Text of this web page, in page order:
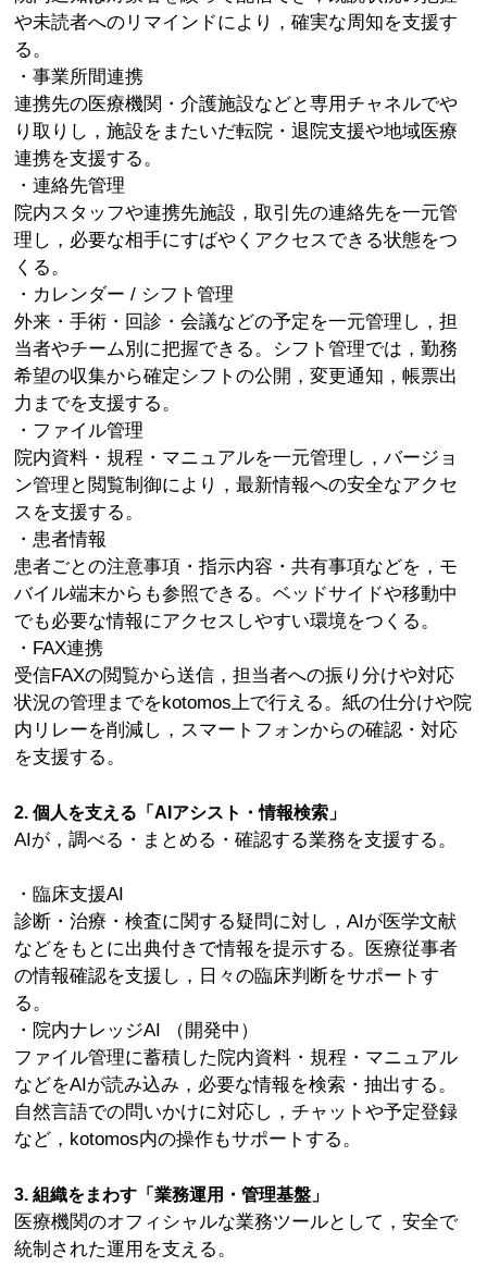
や未読者へのリマインドにより，確実な周知を支援す
る。
・事業所間連携
連携先の医療機関・介護施設などと専用チャネルでや
り取りし，施設をまたいだ転院・退院支援や地域医療
連携を支援する。
・連絡先管理
院内スタッフや連携先施設，取引先の連絡先を一元管
理し，必要な相手にすばやくアクセスできる状態をつ
くる。
・カレンダー / シフト管理
外来・手術・回診・会議などの予定を一元管理し，担
当者やチーム別に把握できる。シフト管理では，勤務
希望の収集から確定シフトの公開，変更通知，帳票出
力までを支援する。
・ファイル管理
院内資料・規程・マニュアルを一元管理し，バージョ
ン管理と閲覧制御により，最新情報への安全なアクセ
スを支援する。
・患者情報
患者ごとの注意事項・指示内容・共有事項などを，モ
バイル端末からも参照できる。ベッドサイドや移動中
でも必要な情報にアクセスしやすい環境をつくる。
・FAX連携
受信FAXの閲覧から送信，担当者への振り分けや対応
状況の管理までをkotomos上で行える。紙の仕分けや院
内リレーを削減し，スマートフォンからの確認・対応
を支援する。
2. 個人を支える「AIアシスト・情報検索」
AIが，調べる・まとめる・確認する業務を支援する。
・臨床支援AI
診断・治療・検査に関する疑問に対し，AIが医学文献
などをもとに出典付きで情報を提示する。医療従事者
の情報確認を支援し，日々の臨床判断をサポートす
る。
・院内ナレッジAI （開発中）
ファイル管理に蓄積した院内資料・規程・マニュアル
などをAIが読み込み，必要な情報を検索・抽出する。
自然言語での問いかけに対応し，チャットや予定登録
など，kotomos内の操作もサポートする。
3. 組織をまわす「業務運用・管理基盤」
医療機関のオフィシャルな業務ツールとして，安全で
統制された運用を支える。